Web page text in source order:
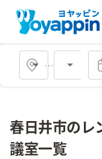
会場
春日井市のレ
議室一覧